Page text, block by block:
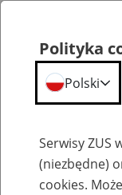
Emerytury
Polityka
Polski
Serwisy ZUS
(niezbędne)
cookies.